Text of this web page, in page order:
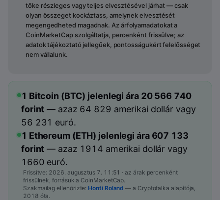
tőke részleges vagy teljes elvesztésével járhat — csak
olyan összeget kockáztass, amelynek elvesztését
megengedheted magadnak. Az árfolyamadatokat a
CoinMarketCap szolgáltatja, percenként frissülve; az
adatok tájékoztató jellegűek, pontosságukért felelősséget
nem vállalunk.
1 Bitcoin (BTC) jelenlegi ára 20 566 740
forint — azaz 64 829 amerikai dollár vagy
56 231 euró.
1 Ethereum (ETH) jelenlegi ára 607 133
forint — azaz 1914 amerikai dollár vagy
1660 euró.
Frissítve: 2026. augusztus 7. 11:51 · az árak percenként
frissülnek, forrásuk a CoinMarketCap.
Szakmailag ellenőrizte: Honti Roland — a Cryptofalka alapítója,
2018 óta.